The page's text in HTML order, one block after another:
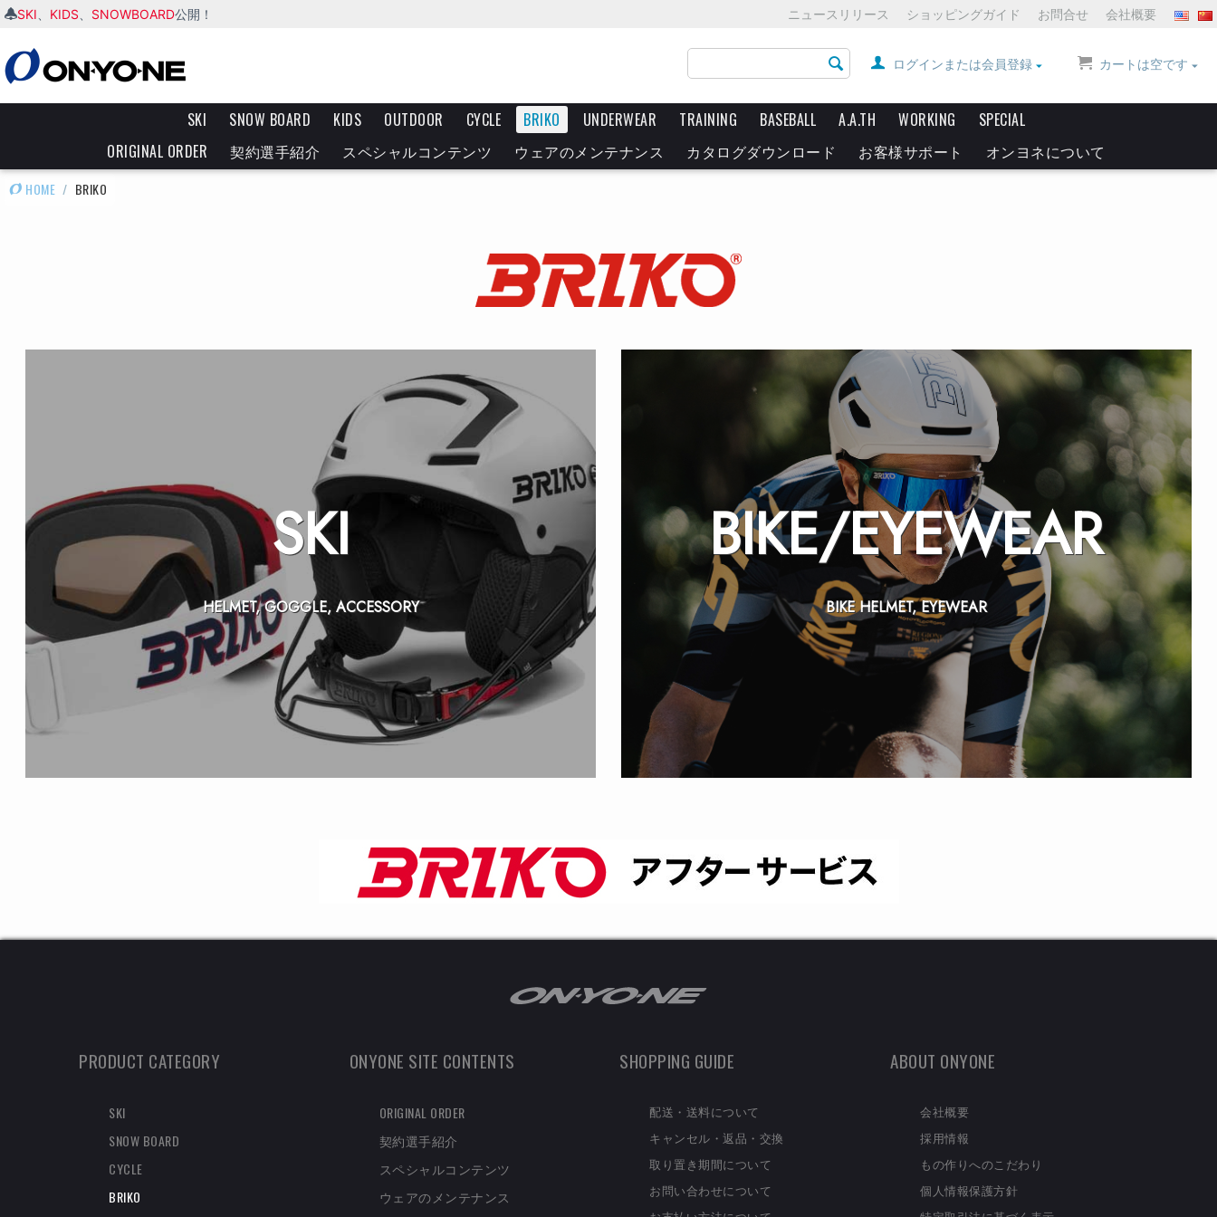
SKI KIDS SNOWBOARD公開！ ニュースリリース ショッピングガイド お問合せ 会社概要
カートは空です
ログインまたは会員登録
SKI SNOW BOARD KIDS OUTDOOR CYCLE BRIKO UNDERWEAR TRAINING BASEBALL A.A.TH WORKING
SPECIAL
ORIGINAL ORDER
契約選手紹介 スペシャルコンテンツ ウェアのメンテナンス カタログダウンロード お客様サポート オンヨネについて
HOME / BRIKO
SKI
HELMET, GOGGLE, ACCESSORY
BIKE/EYEWEAR
BIKE HELMET, EYEWEAR
PRODUCT CATEGORY
SKI
SNOW BOARD
CYCLE
BRIKO
ONYONE SITE CONTENTS
ORIGINAL ORDER
契約選手紹介
スペシャルコンテンツ
ウェアのメンテナンス
SHOPPING GUIDE
配送・送料について
キャンセル・返品・交換
取り置き期間について
お問い合わせについて
ABOUT ONYONE
会社概要
採用情報
もの作りへのこだわり
個人情報保護方針